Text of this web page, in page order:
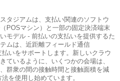
タジアムは、支払い関連のソフトウ
POSマシン）と一部の固定決済端末
モデル - 前払いの支払いを提供するた
ムは、近距離フィールド通信
払いをサポートします。新しいクラウ
ているように、いくつかの会場は、
群衆の間の接触時間と接触面積を減
を使用し始めています。